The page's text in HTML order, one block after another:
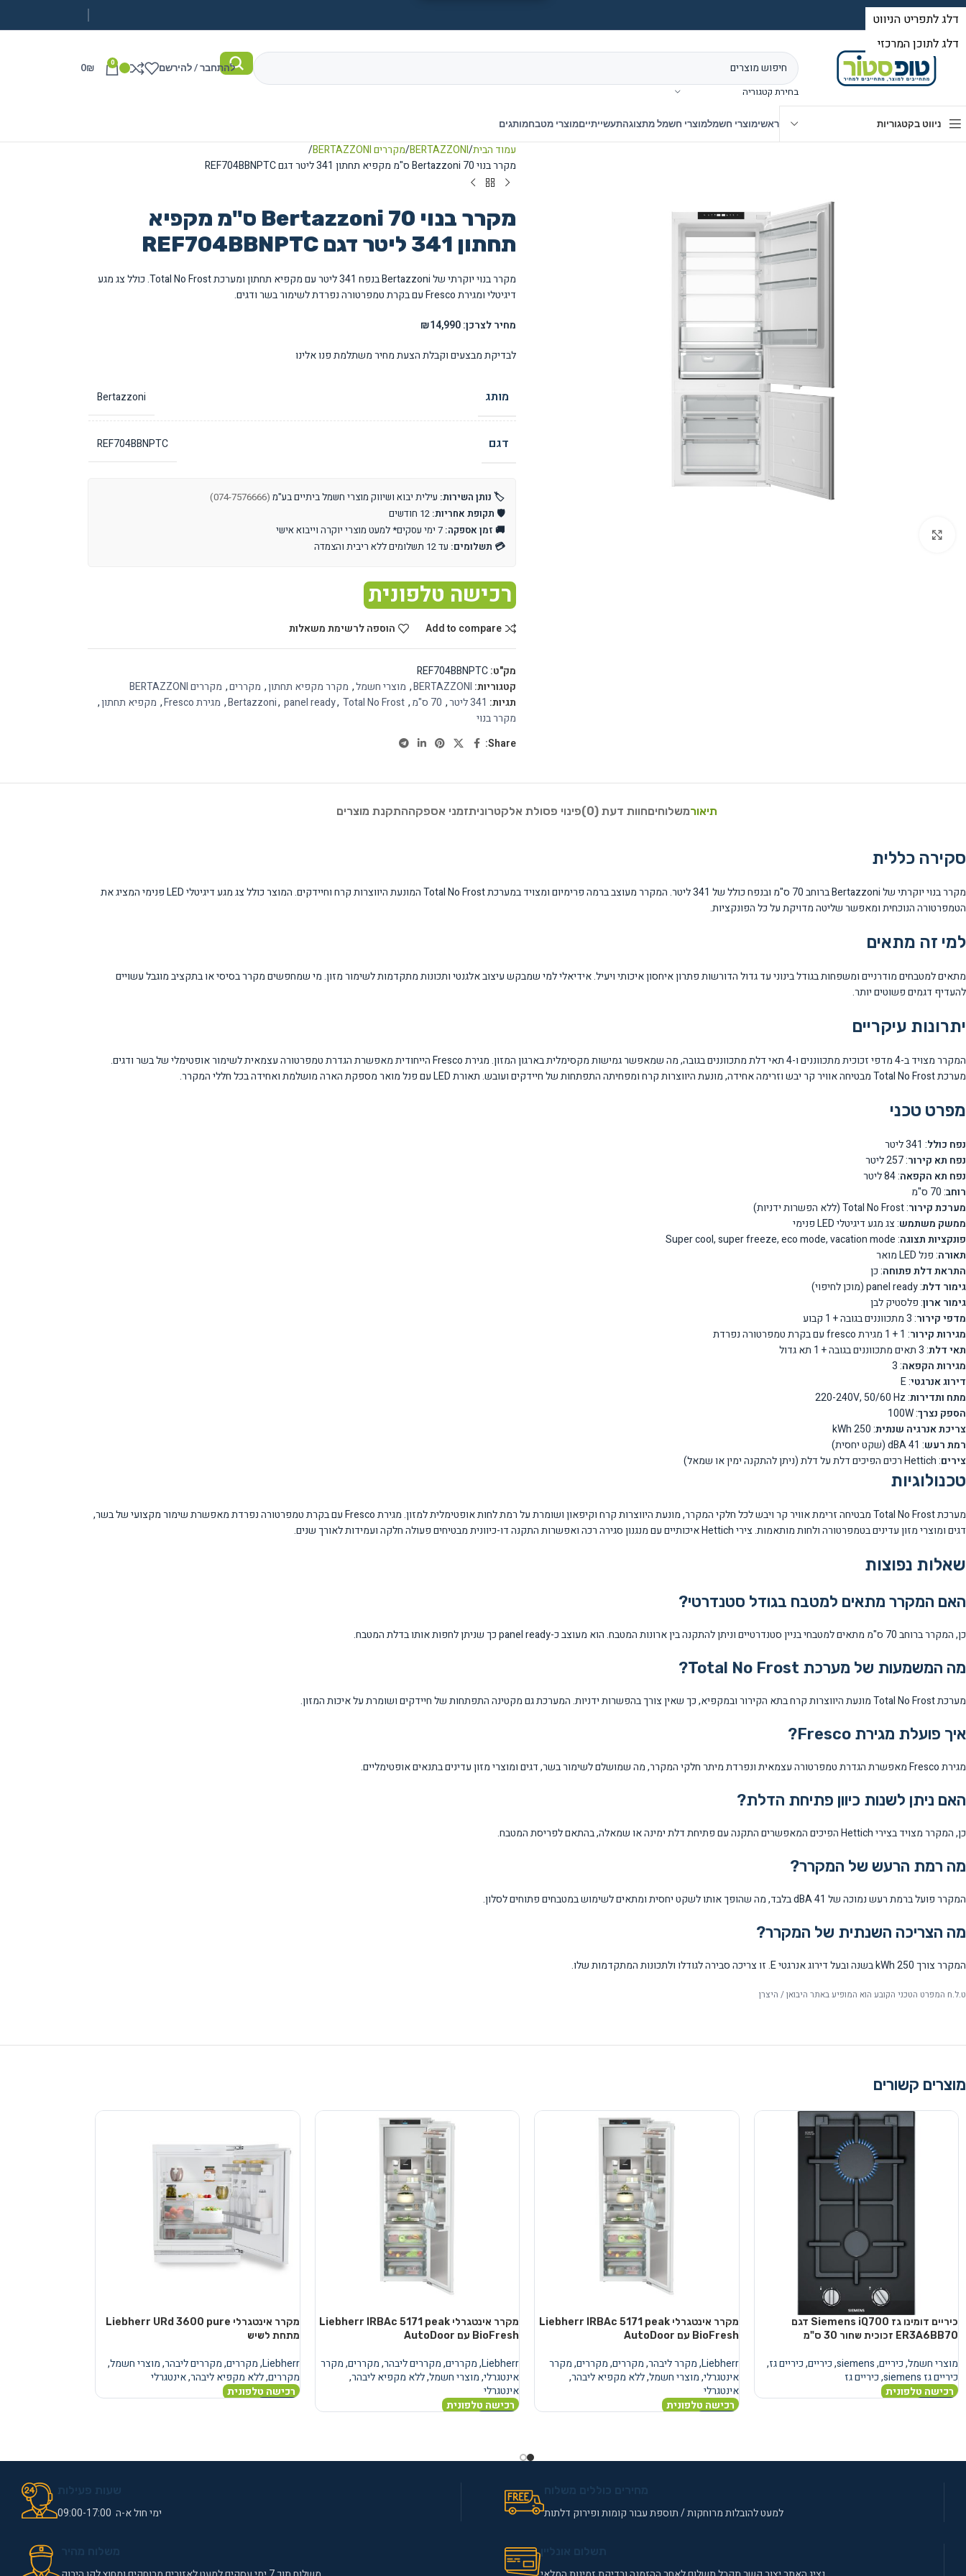
בחירת קטגוריה
להתחבר / להירשם 0
0₪
ניווט בקטגוריות ראשימוצרי חשמלמוצרי חשמל מתצוגהתעשייתייםמוצרי מטבחמותגים
עמוד הבית BERTAZZONI מקררים BERTAZZONI
מקרר בנוי Bertazzoni 70 ס"מ מקפיא תחתון ‏341 ‏ליטר דגם REF704BBNPTC
מקרר בנוי Bertazzoni 70 ס"מ מקפיא
תחתון ‏341 ‏ליטר דגם REF704BBNPTC
מקרר בנוי יוקרתי של Bertazzoni בנפח 341 ליטר עם מקפיא תחתון ומערכת Total No Frost. כולל צג מגע
דיגיטלי ומגירת Fresco עם בקרת טמפרטורה נפרדת לשימור בשר ודגים.
מחיר לצרכן: ₪14,990
לבדיקת מבצעים וקבלת הצעת מחיר משתלמת פנו אלינו
מותג Bertazzoni
דגם REF704BBNPTC
🏷️ נותן השירות: עילית יבוא ושיווק מוצרי חשמל ביתיים בע"מ (074-7576666)
🛡️ תקופת אחריות:
🚚 זמן אספקה:
💳 תשלומים: עד 12 תשלומים ללא ריבית והצמדה
רכישה טלפונית
Add to compare הוספה לרשימת משאלות
מק"ט:REF704BBNPTC
קטגוריות: BERTAZZONI
, מוצרי חשמל, מקרר מקפיא תחתון, מקררים, מקררים BERTAZZONI
תגיות: 341 ליטר , 70 ס"מ ,
Bertazzoni, panel ready, Total No Frost
, מגירת Fresco , מקפיא תחתון,
מקרר בנוי
Share:
תיאורמשלוחיםחוות דעת (0) פינוי פסולת אלקטרוניתזמני אספקההתקנת מוצרים
סקירה כללית
מקרר בנוי יוקרתי של Bertazzoni ברוחב 70 ס"מ ובנפח כולל של 341 ליטר. המקרר מעוצב ברמה פרימיום ומצויד במערכת Total No Frost המונעת היווצרות קרח וחיידקים. המוצר כולל צג מגע דיגיטלי LED פנימי המציג את
הטמפרטורה הנוכחית ומאפשר שליטה מדויקת על כל הפונקציות.
למי זה מתאים
מתאים למטבחים מודרניים ומשפחות בגודל בינוני עד גדול הדורשות פתרון איחסון איכותי ויעיל. אידיאלי למי שמבקש עיצוב אלגנטי ותכונות מתקדמות לשימור מזון. מי שמחפשים מקרר בסיסי או בתקציב מוגבל עשויים
להעדיף דגמים פשוטים יותר.
יתרונות עיקריים
המקרר מצויד ב-4 מדפי זכוכית מתכווננים ו-4 תאי דלת מתכווננים בגובה, מה שמאפשר גמישות מקסימלית בארגון המזון. מגירת Fresco הייחודית מאפשרת הגדרת טמפרטורה עצמאית לשימור אופטימלי של בשר ודגים.
מערכת Total No Frost מבטיחה אוויר קר יבש וזרימה אחידה, מונעת היווצרות קרח ומפחיתה התפתחות של חיידקים ועובש. תאורת LED עם פנל מואר מספקת הארה מושלמת ואחידה בכל חללי המקרר.
מפרט טכני
נפח כולל: 341 ליטר
נפח תא קירור: 257 ליטר
נפח תא הקפאה: 84 ליטר
רוחב: 70 ס"מ
מערכת קירור: Total No Frost (ללא הפשרות ידניות)
ממשק משתמש: צג מגע דיגיטלי LED פנימי
פונקציות תצוגה: Super cool, super freeze, eco mode, vacation mode
תאורה: פנל LED מואר
התראת דלת פתוחה: כן
גימור דלת: panel ready (מוכן לחיפוי)
גימור ארון: פלסטיק לבן
מדפי קירור: 3 מתכווננים בגובה + 1 קבוע
מגירות קירור: 1 + 1 מגירת fresco עם בקרת טמפרטורה נפרדת
תאי דלת: 3 תאים מתכווננים בגובה + 1 תא גדול
מגירות הקפאה: 3
דירוג אנרגטי: E
מתח ותדירות: 220-240V, 50/60 Hz
הספק נצרך: 100W
צריכת אנרגיה שנתית: 250 kWh
רמת רעש: 41 dBA (שקט יחסית)
צירים: Hettich רכים הפיכים דלת על דלת (ניתן להתקנה ימין או שמאל)
טכנולוגיות
מערכת Total No Frost מבטיחה זרימת אוויר קר ויבש לכל חלקי המקרר, מונעת היווצרות קרח וקיפאון ושומרת על רמת לחות אופטימלית למזון. מגירת Fresco עם בקרת טמפרטורה נפרדת מאפשרת שימור מקצועי של בשר,
דגים ומוצרי מזון עדינים בטמפרטורה ולחות מותאמות. צירי Hettich איכותיים עם מנגנון סגירה רכה ואפשרות התקנה דו-כיוונית מבטיחים פעולה חלקה ועמידות לאורך שנים.
שאלות נפוצות
האם המקרר מתאים למטבח בגודל סטנדרטי?
כן, המקרר ברוחב 70 ס"מ מתאים למטבחי בניין סטנדרטיים וניתן להתקנה בין ארונות המטבח. הוא מעוצב כ-panel ready כך שניתן לחפות אותו בדלת המטבח.
מה המשמעות של מערכת Total No Frost?
מערכת Total No Frost מונעת היווצרות קרח בתא הקירור ובמקפיא, כך שאין צורך בהפשרות ידניות. המערכת גם מקטינה התפתחות של חיידקים ושומרת על איכות המזון.
איך פועלת מגירת Fresco?
מגירת Fresco מאפשרת הגדרת טמפרטורה עצמאית ונפרדת מיתר חלקי המקרר, מה שמושלם לשימור בשר, דגים ומוצרי מזון עדינים בתנאים אופטימליים.
האם ניתן לשנות כיוון פתיחת הדלת?
כן, המקרר מצויד בצירי Hettich הפיכים המאפשרים התקנה עם פתיחת דלת ימינה או שמאלה, בהתאם לפריסת המטבח.
מה רמת הרעש של המקרר?
המקרר פועל ברמת רעש נמוכה של 41 dBA בלבד, מה שהופך אותו לשקט יחסית ומתאים לשימוש במטבחים פתוחים לסלון.
מה הצריכה השנתית של המקרר?
המקרר צורך 250 kWh בשנה ובעל דירוג אנרגטי E. זו צריכה סבירה לגודלו ולתכונות המתקדמות שלו.
ט.ל.ח המפרט הטכני הקובע הוא המופיע באתר היבואן / היצרן
מוצרים קשורים
כיריים דומינו גז Siemens iQ700 דגם
ER3A6BB70 זכוכית שחור 30 ס"מ
מוצרי חשמל,כיריים,
siemens
,כיריים,כיריים גז,
כיריים גז siemens
,כיריים גז
רכישה טלפונית
מקרר אינטגרלי Liebherr IRBAc 5171 peak
BioFresh עם AutoDoor
Liebherr
,מקרר ליבהר,מקררים,מקררים,מקרר
אינטגרלי,מוצרי חשמל,ללא מקפיא ליבהר,
אינטגרלי
רכישה טלפונית
מקרר אינטגרלי Liebherr IRBAc 5171 peak
BioFresh עם AutoDoor
Liebherr
,מקררים,מקררים ליבהר,מקררים,מקרר
אינטגרלי,מוצרי חשמל,ללא מקפיא ליבהר,
אינטגרלי
רכישה טלפונית
מקרר אינטגרלי Liebherr URd 3600 pure
מתחת לשיש
Liebherr
,מקררים,מקררים ליבהר,מוצרי חשמל,
מקררים,ללא מקפיא ליבהר,אינטגרלי
רכישה טלפונית
למעט להובלות מרוחקות / תוספת עבור קומות ופירוק דלתות ימי חול א-ה 09:00-17:00